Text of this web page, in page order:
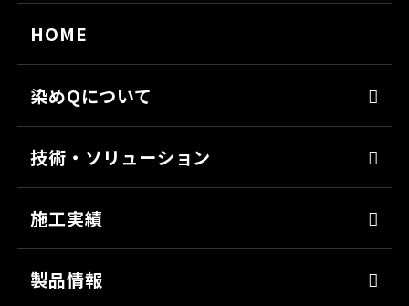
HOME
染めQについて
会社概要
沿革
技術・ソリューション
強靭化工法
施工実績
製品情報